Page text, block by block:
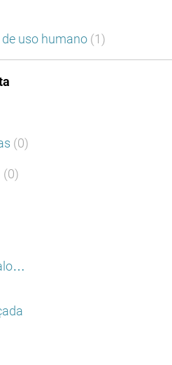
uso humano (1)
(0)
(0)